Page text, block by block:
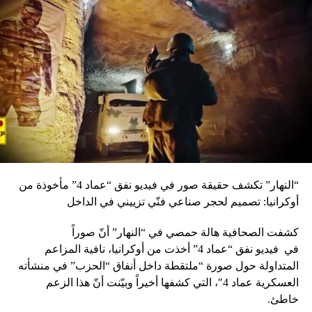
الوزير باسيل في موضوع للنزوح السوري هو الالتفاف على
مندوب رئيس الحكومة الى روسيا، والمكلف رسميا بمتابعة
المبادرة الروسية لعودة النازحين الى ديارهم. وأشار الى ان
القانون السوري رقم 10 وعدم بلورة تسوية دولية في الشأن
السوري وصفقة العصر والعقوبات على ايران والصراع الاميركي
ـ التركي، كلها امور تفترض وجود اجماع وطني في مقاربة ملف
النزوح السوري، الامر الى خالفه الوزير باسيل، ما ترك انطباعا
لدى اللبنانيين بأن باسيل يعمل بأجندة خارجية.
RELATED TOPICS:
UP
عين الذهب ناشدوا الصحة مساعدتهم بعد انتشار
يرقان
DON'T MISS
مطالب لبنانية بالضغط على دمشق لدفع تكاليف كهرباء
اللاجئين
“النهار” تكشف حقيقة صور في فيديو نفق “عماد 4” مأخوذة من
أوكرانيا: تصميم لحجر صناعي فنّي تزييني في الداخل
كشفت الصحافية هالة حمصي في “النهار” أنّ صوراً
في فيديو
نفق “عماد 4” أخذت من أوكرانيا، نافية المزاعم
المتداولة حول صورة “ملتقطة داخل أنفاق “الحزب” في منشأته
العسكرية عماد 4″، التي كشفها أخيراً وبيّنت أنّ هذا الزعم
خاطئ.